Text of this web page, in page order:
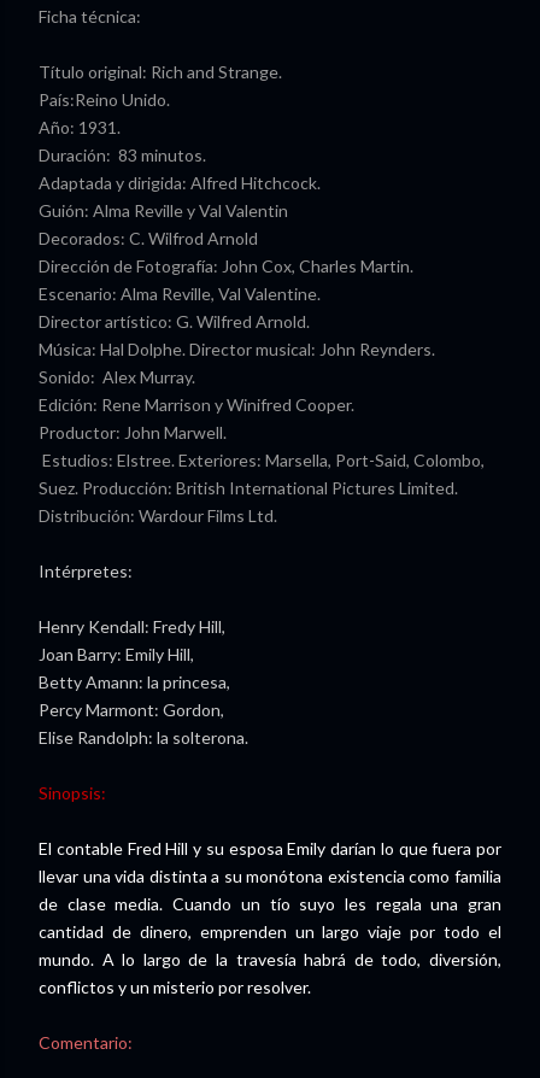
Ficha técnica:
Título original: Rich and Strange.
País:Reino Unido.
Año: 1931.
Duración: 83 minutos.
Adaptada y dirigida: Alfred Hitchcock.
Guión: Alma Reville y Val Valentin
Decorados: C. Wilfrod Arnold
Dirección de Fotografía: John Cox, Charles Martin.
Escenario: Alma Reville, Val Valentine.
Director artístico: G. Wilfred Arnold.
Música: Hal Dolphe. Director musical: John Reynders.
Sonido: Alex Murray.
Edición: Rene Marrison y Winifred Cooper.
Productor: John Marwell.
Estudios: Elstree. Exteriores: Marsella, Port-Said, Colombo,
Suez. Producción: British International Pictures Limited.
Distribución: Wardour Films Ltd.
Intérpretes:
Henry Kendall: Fredy Hill,
Joan Barry: Emily Hill,
Betty Amann: la princesa,
Percy Marmont: Gordon,
Elise Randolph: la solterona.
Sinopsis:
El contable Fred Hill y su esposa Emily darían lo que fuera por
llevar una vida distinta a su monótona existencia como familia
de clase media. Cuando un tío suyo les regala una gran
cantidad de dinero, emprenden un largo viaje por todo el
mundo. A lo largo de la travesía habrá de todo, diversión,
conflictos y un misterio por resolver.
Comentario: